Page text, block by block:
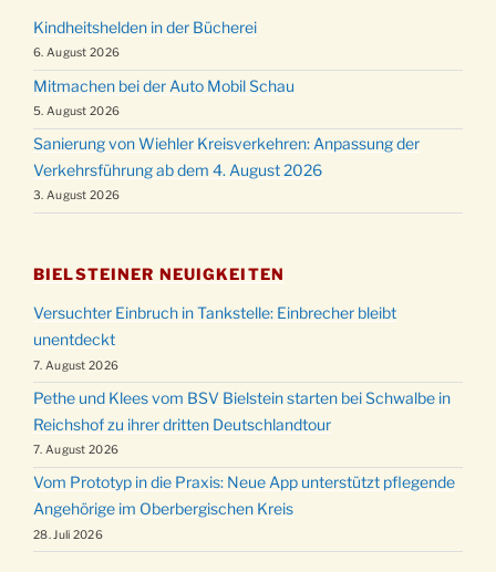
Kindheitshelden in der Bücherei
6. August 2026
Mitmachen bei der Auto Mobil Schau
5. August 2026
Sanierung von Wiehler Kreisverkehren: Anpassung der
Verkehrsführung ab dem 4. August 2026
3. August 2026
BIELSTEINER NEUIGKEITEN
Versuchter Einbruch in Tankstelle: Einbrecher bleibt
unentdeckt
7. August 2026
Pethe und Klees vom BSV Bielstein starten bei Schwalbe in
Reichshof zu ihrer dritten Deutschlandtour
7. August 2026
Vom Prototyp in die Praxis: Neue App unterstützt pflegende
Angehörige im Oberbergischen Kreis
28. Juli 2026